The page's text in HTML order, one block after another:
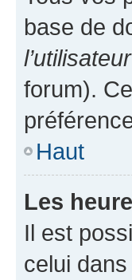
base de
l’utilisateur
forum).
Haut
Les
Il est
celui